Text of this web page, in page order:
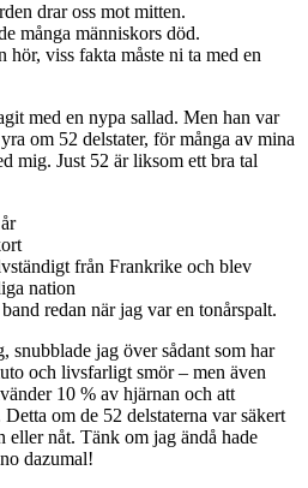
drar oss mot mitten.
många människors död.
viss fakta måste ni ta med en
med en nypa sallad. Men han var
om 52 delstater, för många av mina
mig. Just 52 är liksom ett bra tal
från Frankrike och blev
nation
redan när jag var en tonårspalt.
snubblade jag över sådant som har
och livsfarligt smör – men även
10 % av hjärnan och att
om de 52 delstaterna var säkert
nåt. Tänk om jag ändå hade
dazumal!